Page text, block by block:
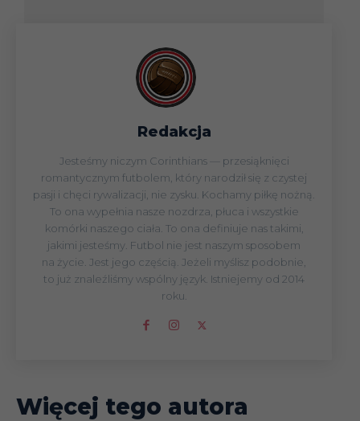
Redakcja
Jesteśmy niczym Corinthians — przesiąknięci
romantycznym futbolem, który narodził się z czystej
pasji i chęci rywalizacji, nie zysku. Kochamy piłkę nożną.
To ona wypełnia nasze nozdrza, płuca i wszystkie
komórki naszego ciała. To ona definiuje nas takimi,
jakimi jesteśmy. Futbol nie jest naszym sposobem
na życie. Jest jego częścią. Jeżeli myślisz podobnie,
to już znaleźliśmy wspólny język. Istniejemy od 2014
roku.
Więcej tego autora